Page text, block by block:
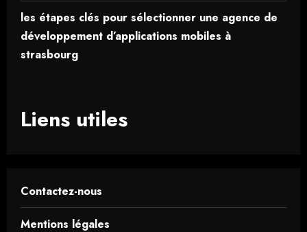
les étapes clés pour sélectionner une agence de
développement d’applications mobiles à
strasbourg
Liens utiles
Contactez-nous
Mentions légales